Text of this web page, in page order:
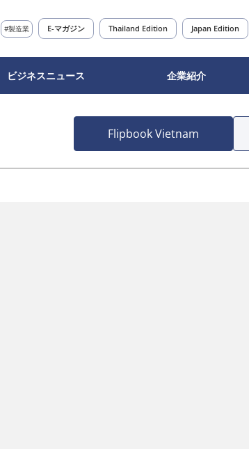
#製造業 E-マガジン Thailand Edition Japan Edition
ビジネスニュース 企業紹介
Flipbook Vietnam